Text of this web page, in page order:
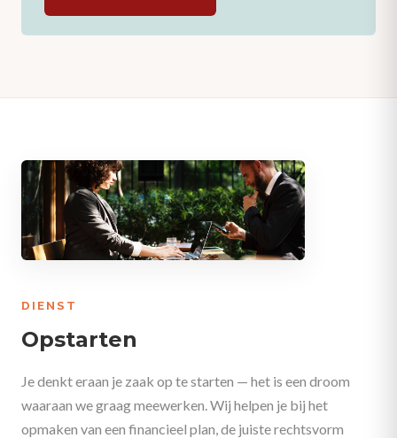
DIENST
Opstarten
Je denkt eraan je zaak op te starten — het is een droom
waaraan we graag meewerken. Wij helpen je bij het
opmaken van een financieel plan, de juiste rechtsvorm